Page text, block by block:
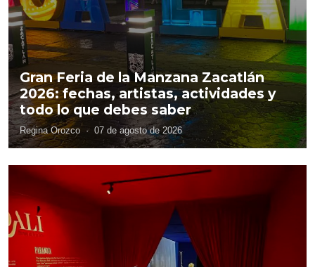
Gran Feria de la Manzana Zacatlán
2026: fechas, artistas, actividades y
todo lo que debes saber
Regina Orozco · 07 de agosto de 2026